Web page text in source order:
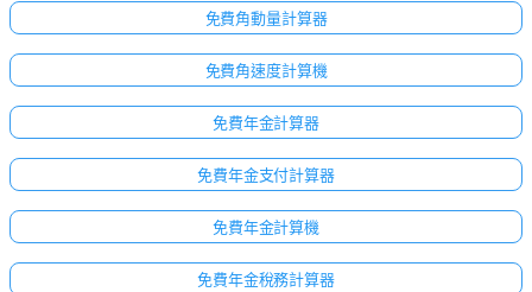
免費角動量計算器
免費角速度計算機
免費年金計算器
免費年金支付計算器
免費年金計算機
免費年金稅務計算器